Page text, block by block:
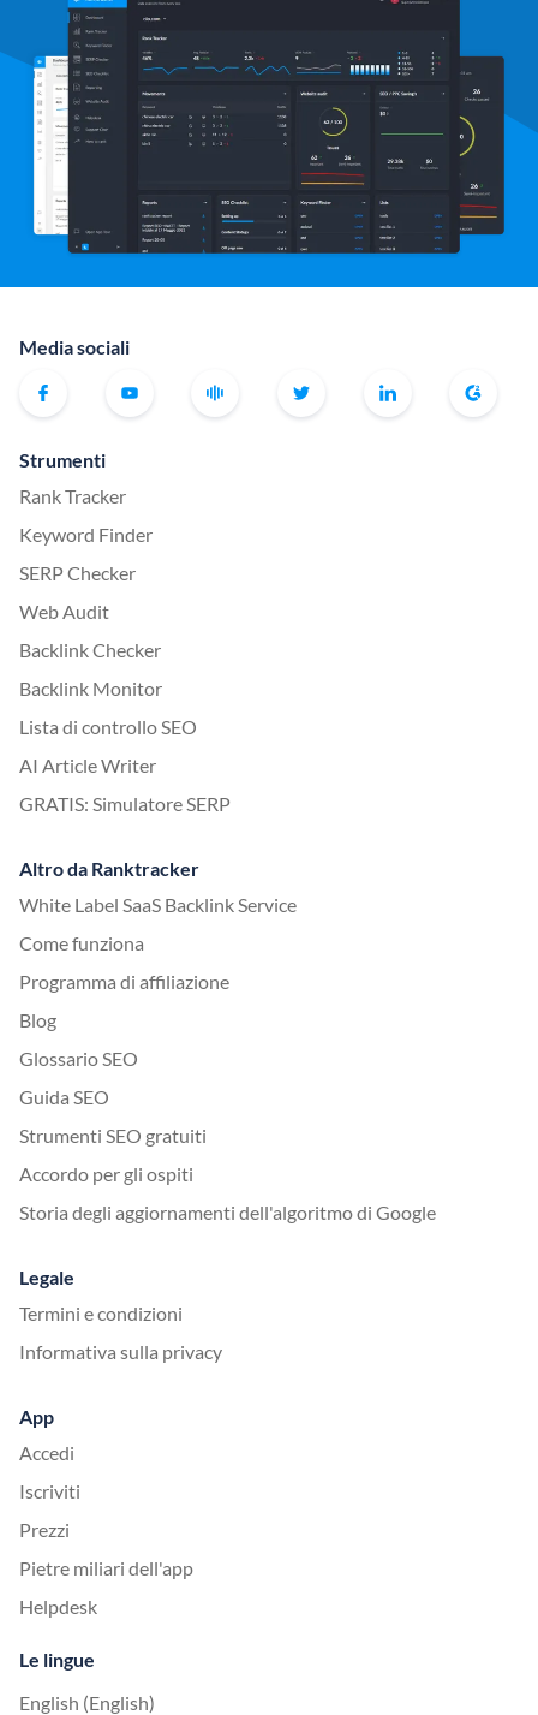
Media sociali
Strumenti
Rank Tracker
Keyword Finder
SERP Checker
Web Audit
Backlink Checker
Backlink Monitor
Lista di controllo SEO
AI Article Writer
GRATIS: Simulatore SERP
Altro da Ranktracker
White Label SaaS Backlink Service
Come funziona
Programma di affiliazione
Blog
Glossario SEO
Guida SEO
Strumenti SEO gratuiti
Accordo per gli ospiti
Storia degli aggiornamenti dell'algoritmo di Google
Legale
Termini e condizioni
Informativa sulla privacy
App
Accedi
Iscriviti
Prezzi
Pietre miliari dell'app
Helpdesk
Le lingue
English (English)